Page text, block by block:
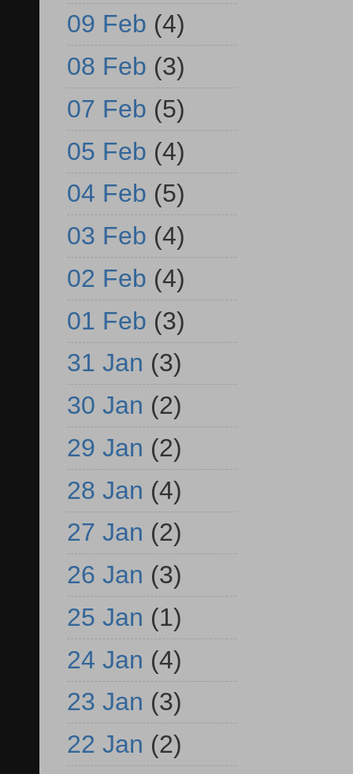
09 Feb (4)
08 Feb (3)
07 Feb (5)
05 Feb (4)
04 Feb (5)
03 Feb (4)
02 Feb (4)
01 Feb (3)
31 Jan (3)
30 Jan (2)
29 Jan (2)
28 Jan (4)
27 Jan (2)
26 Jan (3)
25 Jan (1)
24 Jan (4)
23 Jan (3)
22 Jan (2)